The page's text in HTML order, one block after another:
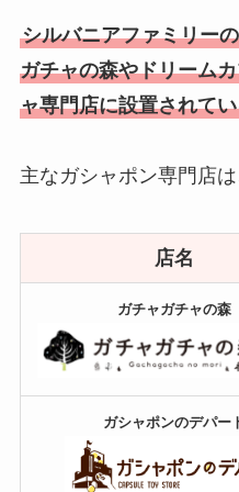
シルバニアファミリー
ガチャの森やドリーム
ャ専門店に設置されて
主なガシャポン専門店は
店名
ガチャガチャの森
ガシャポンのデパー